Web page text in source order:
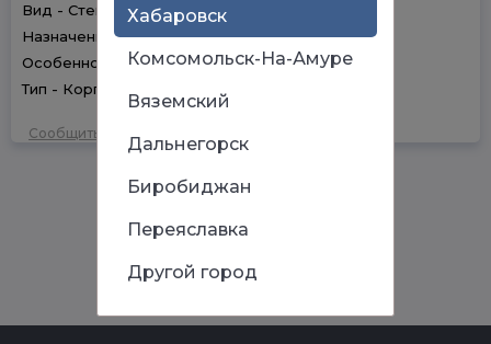
Вид - Стенки
Назначение - Для душевых кабин
Особенности - Комплекты
Тип - Корпусные детали
Сообщить об ошибке
Хабаровск
Комсомольск-На-Амуре
Вяземский
Дальнегорск
Биробиджан
Переяславка
Другой город